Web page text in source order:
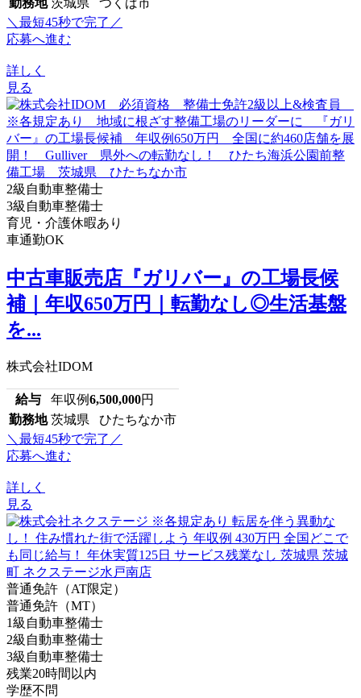
勤務地 茨城県 つくば市
＼最短45秒で完了／
応募へ進む
詳しく
見る
2級自動車整備士
3級自動車整備士
育児・介護休暇あり
車通勤OK
中古車販売店『ガリバー』の工場長候
補｜年収650万円｜転勤なし◎生活基盤
を...
株式会社IDOM
給与 年収例6,500,000円
勤務地 茨城県 ひたちなか市
＼最短45秒で完了／
応募へ進む
詳しく
見る
普通免許（AT限定）
普通免許（MT）
1級自動車整備士
2級自動車整備士
3級自動車整備士
残業20時間以内
学歴不問